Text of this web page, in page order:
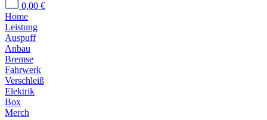
0,00 €
Home
Leistung
Auspuff
Anbau
Bremse
Fahrwerk
Verschleiß
Elektrik
Box
Merch